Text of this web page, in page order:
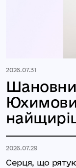
2026.07.31
днем
усього
2026.07.29
Серця, що